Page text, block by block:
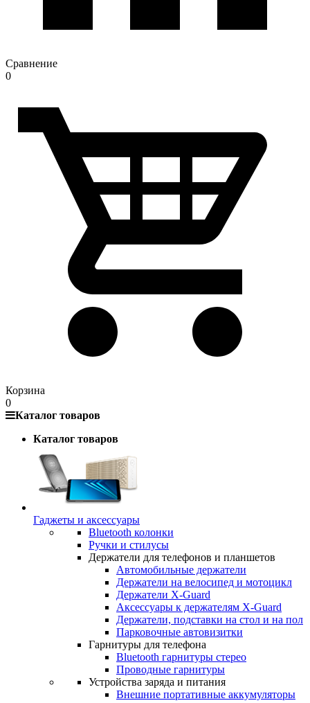
Сравнение
0
Корзина
0
Каталог товаров
Каталог товаров
Гаджеты и аксессуары
Bluetooth колонки
Ручки и стилусы
Держатели для телефонов и планшетов
Автомобильные держатели
Держатели на велосипед и мотоцикл
Держатели X-Guard
Аксессуары к держателям X-Guard
Держатели, подставки на стол и на пол
Парковочные автовизитки
Гарнитуры для телефона
Bluetooth гарнитуры стерео
Проводные гарнитуры
Устройства заряда и питания
Внешние портативные аккумуляторы